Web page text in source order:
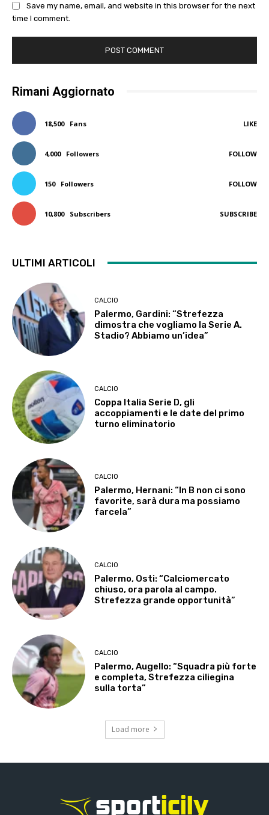
Save my name, email, and website in this browser for the next
time I comment.
Rimani Aggiornato
18,500 Fans LIKE
4,000 Followers FOLLOW
150 Followers FOLLOW
10,800 Subscribers SUBSCRIBE
ULTIMI ARTICOLI
CALCIO
Palermo, Gardini: “Strefezza
dimostra che vogliamo la Serie A.
Stadio? Abbiamo un’idea”
CALCIO
Coppa Italia Serie D, gli
accoppiamenti e le date del primo
turno eliminatorio
CALCIO
Palermo, Hernani: “In B non ci sono
favorite, sarà dura ma possiamo
farcela”
CALCIO
Palermo, Osti: “Calciomercato
chiuso, ora parola al campo.
Strefezza grande opportunità”
CALCIO
Palermo, Augello: “Squadra più forte
e completa, Strefezza ciliegina
sulla torta”
Load more